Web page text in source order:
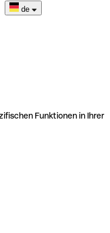
de
Funktionen in Ihrer